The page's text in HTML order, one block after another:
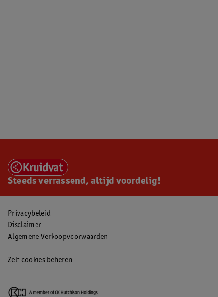
Steeds verrassend, altijd voordelig!
Privacybeleid
Disclaimer
Algemene Verkoopvoorwaarden
Zelf cookies beheren